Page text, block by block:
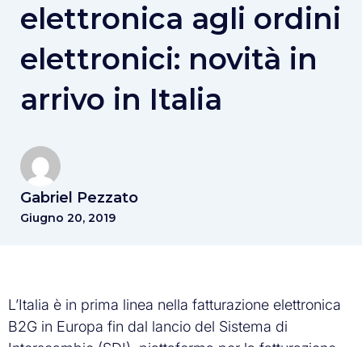
elettronica agli ordini
elettronici: novità in
arrivo in Italia
Gabriel Pezzato
Giugno 20, 2019
L’Italia è in prima linea nella fatturazione elettronica
B2G in Europa fin dal lancio del Sistema di